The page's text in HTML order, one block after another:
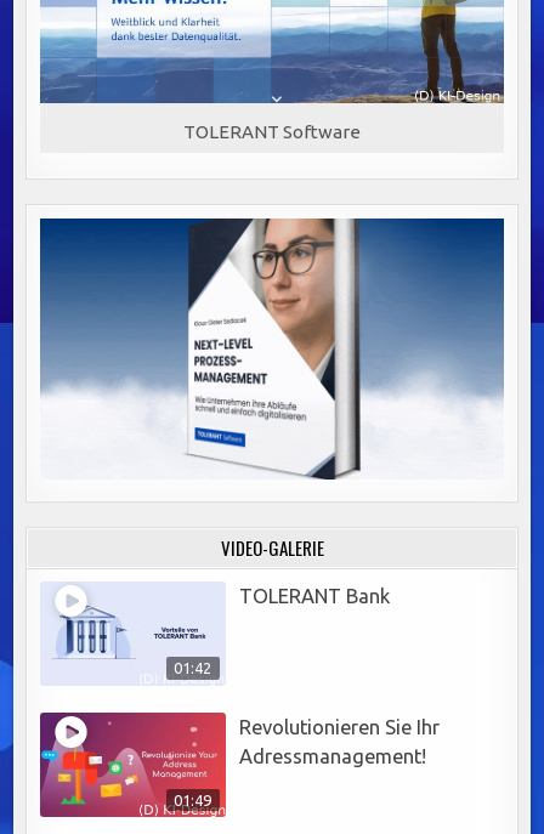
TOLERANT Software
VIDEO-GALERIE
01:42
TOLERANT Bank
01:49
Revolutionieren Sie Ihr
Adressmanagement!